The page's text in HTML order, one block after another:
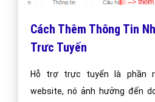
Cách Thêm Thông Tin
Trưc Tuyến
Hỗ trợ trực tuyến là phần
website, nó ảnh hưởng đến